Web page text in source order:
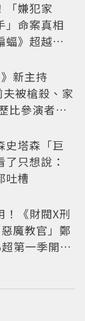
「嫌犯家
」命案真相
》超越懸
新主持
被槍殺、家
比參演者還
史塔森「巨
只想說：
吐槽
！《財閥X刑
魔教官」鄭
第一季開紅